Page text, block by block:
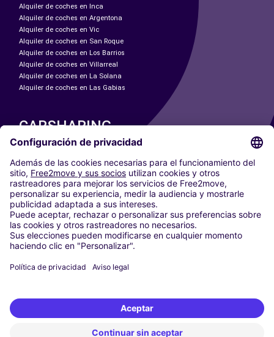
Alquiler de coches en Inca
Alquiler de coches en Argentona
Alquiler de coches en Vic
Alquiler de coches en San Roque
Alquiler de coches en Los Barrios
Alquiler de coches en Villarreal
Alquiler de coches en La Solana
Alquiler de coches en Las Gabias
CARSHARING
NUESTRAS CIUDADES
Paris
Madrid
Washington DC
Milán
Roma
Turín
Viena
Berlín
Düsseldorf